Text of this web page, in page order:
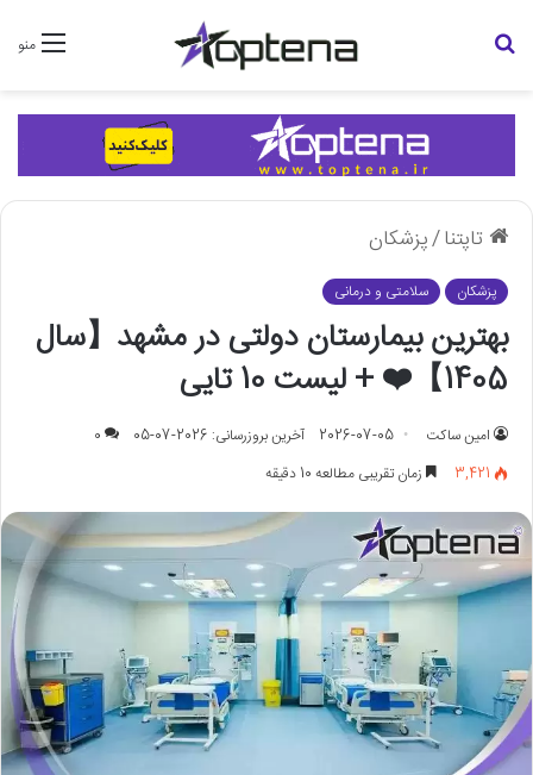
منو
تاپتنا/پزشکان
پزشکان سلامتی و درمانی
بهترین بیمارستان دولتی در مشهد【سال
1405】❤️ + لیست 10 تایی
امین ساکت 2026-07-05 آخرین بروزرسانی: 2026-07-05
0
3,421
زمان تقریبی مطالعه 10 دقیقه